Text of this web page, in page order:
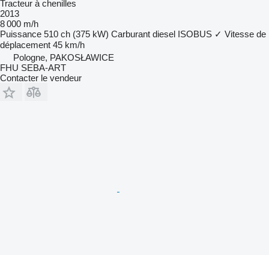
Tracteur à chenilles
2013
8 000 m/h
Puissance 510 ch (375 kW) Carburant diesel ISOBUS ✓ Vitesse de
déplacement 45 km/h
Pologne, PAKOSŁAWICE
FHU SEBA-ART
Contacter le vendeur